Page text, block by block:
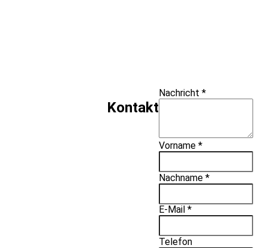
Kontakt
Nachricht *
Vorname *
Nachname *
E-Mail *
Telefon